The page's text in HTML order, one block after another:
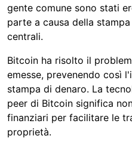
gente comune sono stati
parte a causa della
centrali.
Bitcoin ha risolto il
emesse, prevenendo così
stampa di denaro. La
peer di Bitcoin significa
finanziari per facilitare le
proprietà.